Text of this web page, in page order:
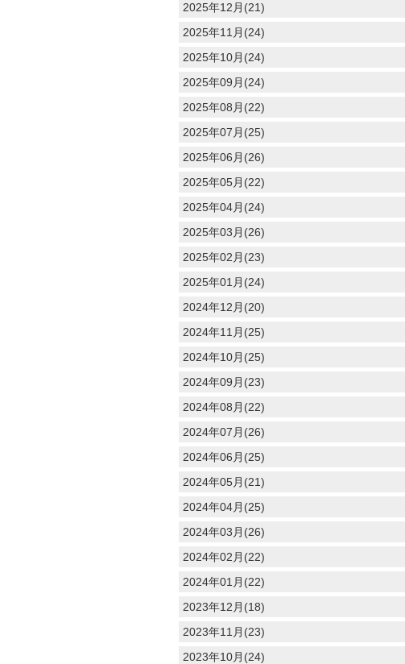
2025年12月(21)
2025年11月(24)
2025年10月(24)
2025年09月(24)
2025年08月(22)
2025年07月(25)
2025年06月(26)
2025年05月(22)
2025年04月(24)
2025年03月(26)
2025年02月(23)
2025年01月(24)
2024年12月(20)
2024年11月(25)
2024年10月(25)
2024年09月(23)
2024年08月(22)
2024年07月(26)
2024年06月(25)
2024年05月(21)
2024年04月(25)
2024年03月(26)
2024年02月(22)
2024年01月(22)
2023年12月(18)
2023年11月(23)
2023年10月(24)